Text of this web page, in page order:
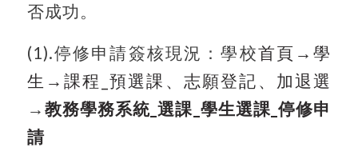
否成功。
(1).停修申請簽核現況：學校首頁→ 學
生→ 課程_ 預選課、志願登記、加退選
→ 教務學務系統_選課_學生選課_停修申
請